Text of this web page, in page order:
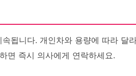
됩니다. 개인차와 용량에 따라 달
면 즉시 의사에게 연락하세요.